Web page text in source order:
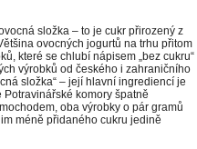
složka – to je cukr přirozený z
ovocných jogurtů na trhu přitom
které se chlubí nápisem „bez cukru“
výrobků od českého i zahraničního
složka“ – její hlavní ingrediencí je
komory špatně
oba výrobky o pár gramů
méně přidaného cukru jedině